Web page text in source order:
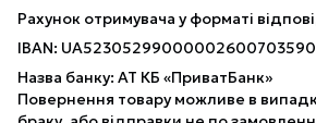
Рахунок отримувача у форматі
IBAN:
Назва банку: АТ КБ «ПриватБанк»
Повернення товару можливе в